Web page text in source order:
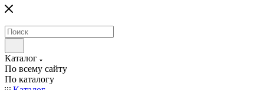
Каталог
По всему сайту
По каталогу